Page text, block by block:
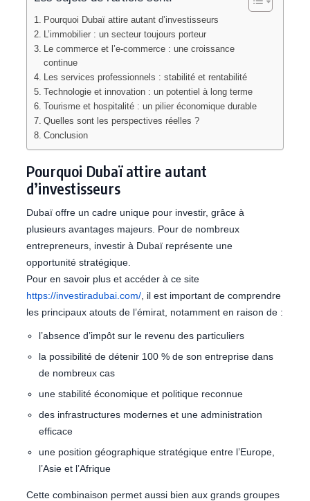
Pourquoi Dubaï attire autant d’investisseurs
L’immobilier : un secteur toujours porteur
Le commerce et l’e-commerce : une croissance
continue
Les services professionnels : stabilité et rentabilité
Technologie et innovation : un potentiel à long terme
Tourisme et hospitalité : un pilier économique durable
Quelles sont les perspectives réelles ?
Conclusion
Pourquoi Dubaï attire autant
d’investisseurs
Dubaï offre un cadre unique pour investir, grâce à
plusieurs avantages majeurs. Pour de nombreux
entrepreneurs, investir à Dubaï représente une
opportunité stratégique.
Pour en savoir plus et accéder à ce site
https://investiradubai.com/ , il est important de comprendre
les principaux atouts de l’émirat, notamment en raison de :
l’absence d’impôt sur le revenu des particuliers
la possibilité de détenir 100 % de son entreprise dans
de nombreux cas
une stabilité économique et politique reconnue
des infrastructures modernes et une administration
efficace
une position géographique stratégique entre l’Europe,
l’Asie et l’Afrique
Cette combinaison permet aussi bien aux grands groupes